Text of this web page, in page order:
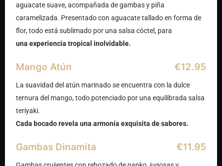
aguacate suave, acompañada de gambas y piña
caramelizada. Presentado con aguacate tallado en forma de
flor, todo está sublimado por una salsa cóctel, para
una experiencia tropical inolvidable.
Mango Atún €12.95
La suavidad del atún marinado se encuentra con la dulce
ternura del mango, todo potenciado por una equilibrada salsa
teriyaki.
Cada bocado revela una armonía exquisita de sabores.
Gambas Dinamita €11.95